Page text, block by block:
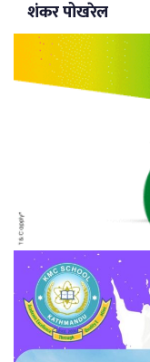
शंकर पोखरेल